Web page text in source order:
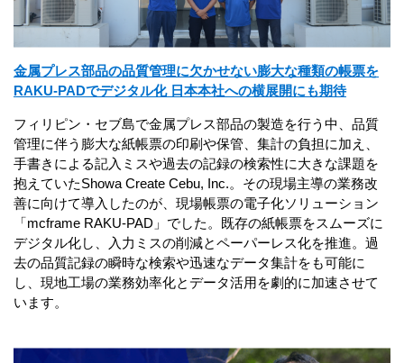
金属プレス部品の品質管理に欠かせない膨大な種類の帳票を
RAKU-PADでデジタル化 日本本社への横展開にも期待
フィリピン・セブ島で金属プレス部品の製造を行う中、品質
管理に伴う膨大な紙帳票の印刷や保管、集計の負担に加え、
手書きによる記入ミスや過去の記録の検索性に大きな課題を
抱えていたShowa Create Cebu, Inc.。その現場主導の業務改
善に向けて導入したのが、現場帳票の電子化ソリューション
「mcframe RAKU-PAD」でした。既存の紙帳票をスムーズに
デジタル化し、入力ミスの削減とペーパーレス化を推進。過
去の品質記録の瞬時な検索や迅速なデータ集計をも可能に
し、現地工場の業務効率化とデータ活用を劇的に加速させて
います。